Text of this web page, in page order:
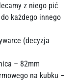
z niego pić
każdego innego
(decyzja
– 82mm
na kubku –